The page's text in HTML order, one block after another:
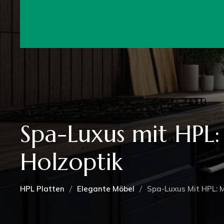
WIR
Spa-Luxus mit
Holzoptik
HPL Platten Elegante Möbel Spa-Luxus Mit HPL: